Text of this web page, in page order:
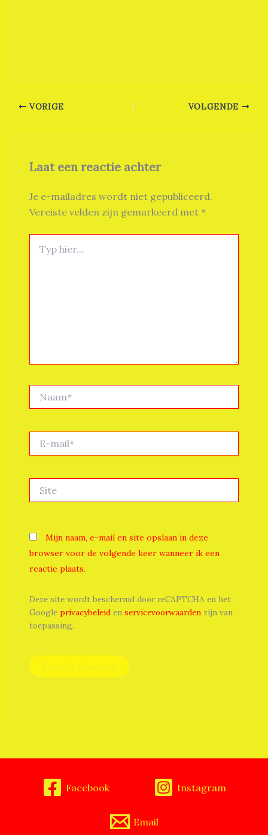
VORIGE VOLGENDE
Laat een reactie achter
Je e-mailadres wordt niet gepubliceerd.
Vereiste velden zijn gemarkeerd met *
hier...
mail*
Mijn naam, e-mail en site opslaan in deze
browser voor de volgende keer wanneer ik een
reactie plaats.
Deze site wordt beschermd door reCAPTCHA en het
Google privacybeleiden servicevoorwaardenzijn van
toepassing.
Facebook Instagram
Email